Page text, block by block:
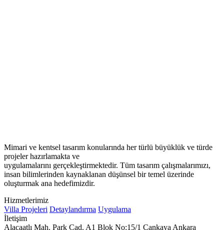
Mimari ve kentsel tasarım konularında her türlü büyüklük ve türde
projeler hazırlamakta ve
uygulamalarını gerçekleştirmektedir. Tüm tasarım çalışmalarımızı,
insan bilimlerinden kaynaklanan düşünsel bir temel üzerinde
oluşturmak ana hedefimizdir.
Hizmetlerimiz
Villa Projeleri Detaylandırma Uygulama
İletişim
Alacaatlı Mah. Park Cad. A1 Blok No:15/1 Çankaya Ankara